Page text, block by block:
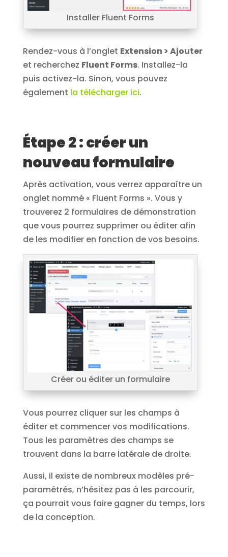
Installer Fluent Forms
Rendez-vous à l’onglet Extension > Ajouter
et recherchez Fluent Forms. Installez-la
puis activez-la. Sinon, vous pouvez
également la télécharger ici.
Étape 2 : créer un
nouveau formulaire
Après activation, vous verrez apparaître un
onglet nommé « Fluent Forms ». Vous y
trouverez 2 formulaires de démonstration
que vous pourrez supprimer ou éditer afin
de les modifier en fonction de vos besoins.
Créer ou éditer un formulaire
Vous pourrez cliquer sur les champs à
éditer et commencer vos modifications.
Tous les paramètres des champs se
trouvent dans la barre latérale de droite.
Aussi, il existe de nombreux modèles pré-
paramétrés, n’hésitez pas à les parcourir,
ça pourrait vous faire gagner du temps, lors
de la conception.